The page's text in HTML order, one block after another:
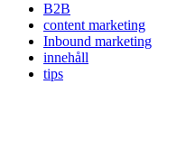
B2B
content marketing
Inbound marketing
innehåll
tips